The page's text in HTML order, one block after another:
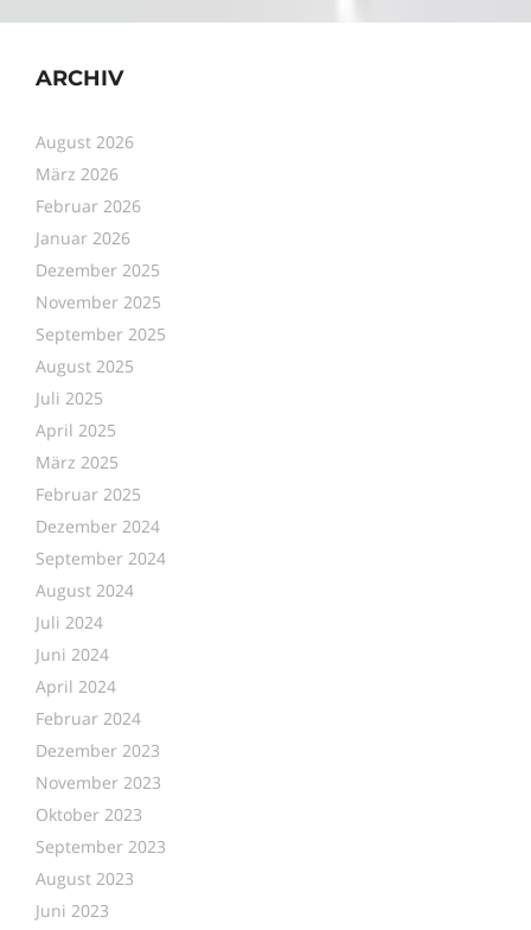
ARCHIV
August 2026
März 2026
Februar 2026
Januar 2026
Dezember 2025
November 2025
September 2025
August 2025
Juli 2025
April 2025
März 2025
Februar 2025
Dezember 2024
September 2024
August 2024
Juli 2024
Juni 2024
April 2024
Februar 2024
Dezember 2023
November 2023
Oktober 2023
September 2023
August 2023
Juni 2023